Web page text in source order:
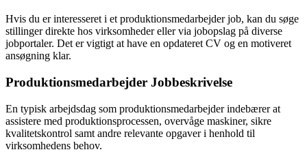
Hvis du er interesseret i et produktionsmedarbejder job, kan du søge
stillinger direkte hos virksomheder eller via jobopslag på diverse
jobportaler. Det er vigtigt at have en opdateret CV og en motiveret
ansøgning klar.
Produktionsmedarbejder Jobbeskrivelse
En typisk arbejdsdag som produktionsmedarbejder indebærer at
assistere med produktionsprocessen, overvåge maskiner, sikre
kvalitetskontrol samt andre relevante opgaver i henhold til
virksomhedens behov.